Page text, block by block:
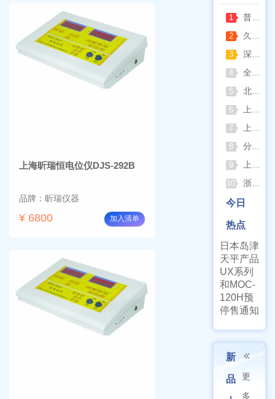
上海昕瑞恒电位仪DJS-292B
品牌：昕瑞仪器
¥ 6800 加入清单
1 普通烘箱和耐腐蚀烘箱区分
2 久兴医疗高压蒸汽灭菌器：制药科研灭菌的可靠之选
3 深那静音超声波清洗仪：科研洁净新标准，安静高效更安心
4 全自动凯氏定氮仪测定焦炭中氮 上海纤检助力焦化行业精准检测
5 北京六一电泳仪完整选型指南（分电泳槽 + 电源两大模块，按实验场景直接匹配）
6 上海仪电吸光光度法和荧光分析法的异同
7 上海佑科GC-7860系列网络化气相色谱仪
8 分清生物安全柜与洁净工作台 苏州安泰科普两类设备差异
9 上海申安灭菌器外排、内排与干燥功能全解析
10 浙江孚夏：打造合规可靠的实验室洁净装备
今日
热点
日本岛津
天平产品
UX系列
和MOC-
120H预
停售通知
新
品
更
多